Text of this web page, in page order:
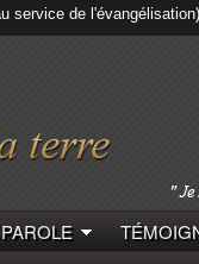
service de l'évangélisation)